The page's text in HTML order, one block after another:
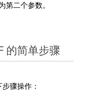
第二个参数。
的简单步骤
步骤操作：